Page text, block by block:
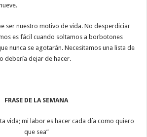
ser nuestro motivo de vida. No desperdiciar
es fácil cuando soltamos a borbotones
nunca se agotarán. Necesitamos una lista de
debería dejar de hacer.
FRASE DE LA SEMANA
vida; mi labor es hacer cada día como quiero
que sea”